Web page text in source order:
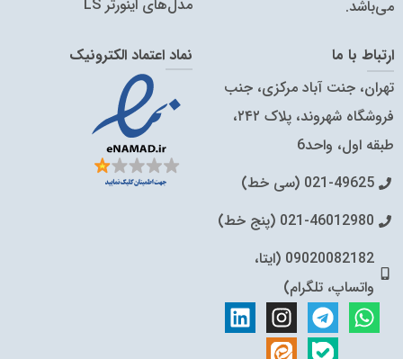
می‌باشد.
مدل‌های اینورتر LS
ارتباط با ما
تهران، جنت آباد مرکزی، جنب
فروشگاه شهروند، پلاک ۲۴۲،
طبقه اول، واحد6
021-49625 (سی خط)
021-46012980 (پنج خط)
09020082182 (ایتا،
واتساپ، تلگرام)
نماد اعتماد الکترونیک